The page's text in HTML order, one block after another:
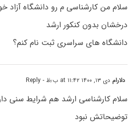
سلام من کارشناسی م رو دانشگاه آزاد
درخشان بدون کنکور ارشد
دانشگاه های سراسری ثبت نام کنم؟
دلارام دی ۱۳, ۱۴۰۰ at ۱۱:۴۲ ب٫ظ - Reply
سلام کارشناسی ارشد هم شرایط سنی
توضیحاتش نبود